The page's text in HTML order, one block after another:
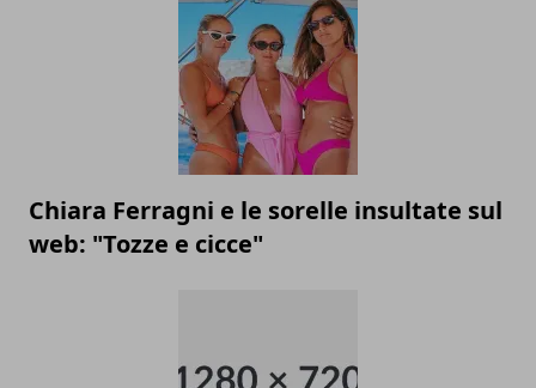
Chiara Ferragni e le sorelle insultate sul
web: "Tozze e cicce"